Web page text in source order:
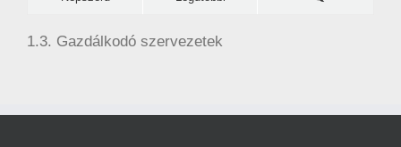
1.3. Gazdálkodó szervezetek